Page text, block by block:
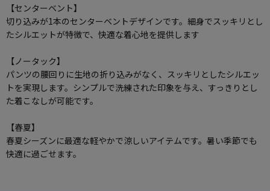
【センターベント】
切り込みが1本のセンターベントデザインです。細身でスッキリとし
たシルエットが特徴で、快適な着心地を提供します
【ノータック】
パンツの腰回りに生地の折り込みがなく、スッキリとしたシルエッ
トを実現します。シンプルで洗練された印象を与え、すっきりとし
た着こなしが可能です。
【春夏】
春夏シーズンに最適な軽やかで涼しいアイテムです。暑い季節でも
快適に過ごせます。